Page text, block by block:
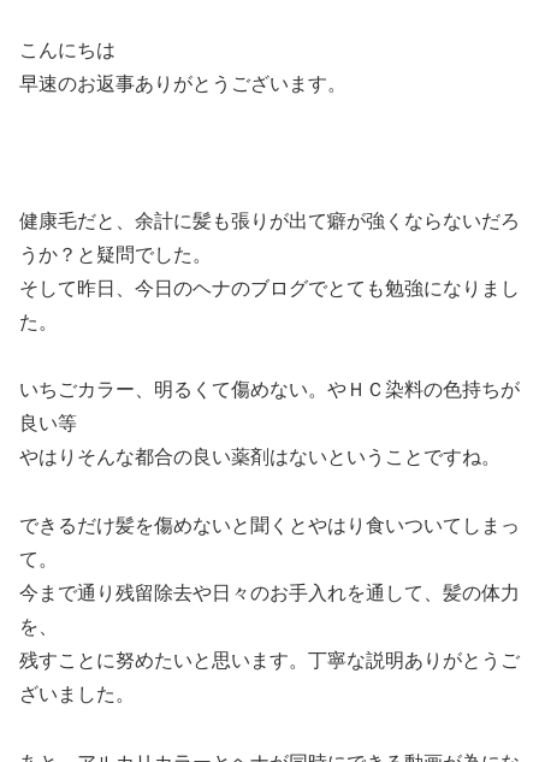
こんにちは
早速のお返事ありがとうございます。
健康毛だと、余計に髪も張りが出て癖が強くならないだろ
うか？と疑問でした。
そして昨日、今日のヘナのブログでとても勉強になりまし
た。
いちごカラー、明るくて傷めない。やＨＣ染料の色持ちが
良い等
やはりそんな都合の良い薬剤はないということですね。
できるだけ髪を傷めないと聞くとやはり食いついてしまっ
て。
今まで通り残留除去や日々のお手入れを通して、髪の体力
を、
残すことに努めたいと思います。丁寧な説明ありがとうご
ざいました。